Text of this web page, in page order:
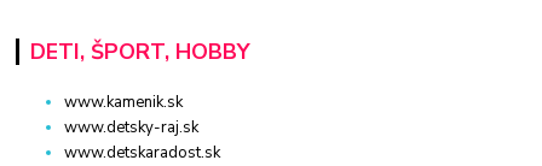
DETI, ŠPORT, HOBBY
www.kamenik.sk
www.detsky-raj.sk
www.detskaradost.sk